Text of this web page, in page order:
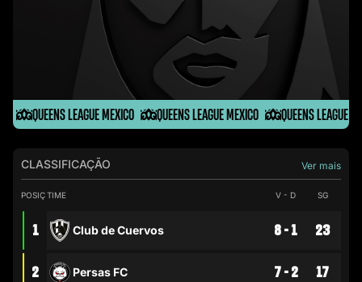
QUEENS LEAGUE MEXICO QUEENS LEAGUE MEXICO QUEENS LEAGUE
CLASSIFICAÇÃO Ver mais
POSIÇTIME V - D SG
1 Club de Cuervos 8 - 1 23
2 Persas FC 7 - 2 17